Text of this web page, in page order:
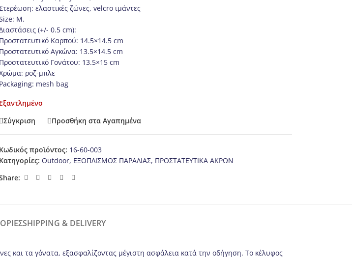
ελαστικές ζώνες, velcro ιμάντες
Μ.
(+/- 0.5 cm):
Προστατευτικό Καρπού: 14.5×14.5 cm
Προστατευτικό Αγκώνα: 13.5×14.5 cm
Προστατευτικό Γονάτου: 13.5×15 cm
ροζ-μπλε
Packaging: mesh bag
Εξαντλημένο
Σύγκριση
Προσθήκη στα Αγαπημένα
Κωδικός προϊόντος: 16-60-003
Κατηγορίες: Outdoor, ΕΞΟΠΛΙΣΜΟΣ ΠΑΡΑΛΙΑΣ, ΠΡΟΣΤΑΤΕΥΤΙΚΑ ΑΚΡΩΝ
SHIPPING & DELIVERY
και τα γόνατα, εξασφαλίζοντας μέγιστη ασφάλεια κατά την οδήγηση. Το κέλυφος